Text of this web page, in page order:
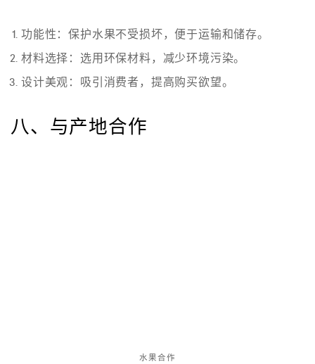
功能性：保护水果不受损坏，便于运输和储存。
材料选择：选用环保材料，减少环境污染。
设计美观：吸引消费者，提高购买欲望。
八、与产地合作
水果合作